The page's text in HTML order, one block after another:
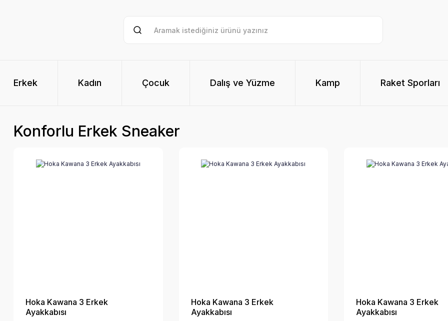
Erkek Kadın Çocuk Dalış ve Yüzme Kamp Raket Sporları
Konforlu Erkek Sneaker
Hoka Kawana 3 Erkek
Ayakkabısı
Hoka Kawana 3 Erkek
Ayakkabısı
Hoka Kawana 3 Erkek
Ayakkabısı